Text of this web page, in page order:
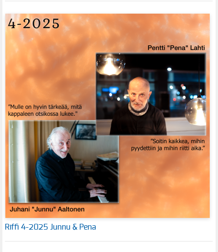
Riffi 4-2025 Junnu & Pena